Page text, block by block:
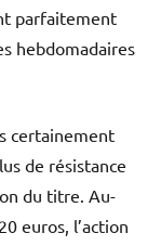
parfaitement
hebdomadaires
certainement
de résistance
du titre. Au-
euros, l’action